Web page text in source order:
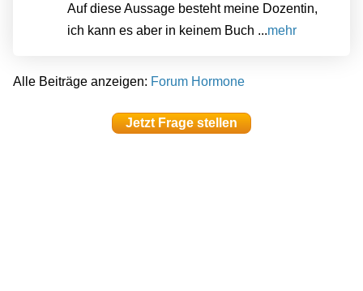
Auf diese Aussage besteht meine Dozentin,
ich kann es aber in keinem Buch ...mehr
Alle Beiträge anzeigen: Forum Hormone
Jetzt Frage stellen